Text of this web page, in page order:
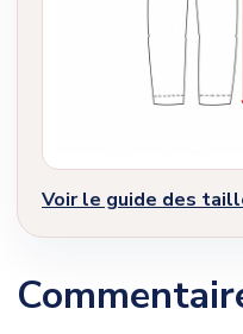
Voir le guide des